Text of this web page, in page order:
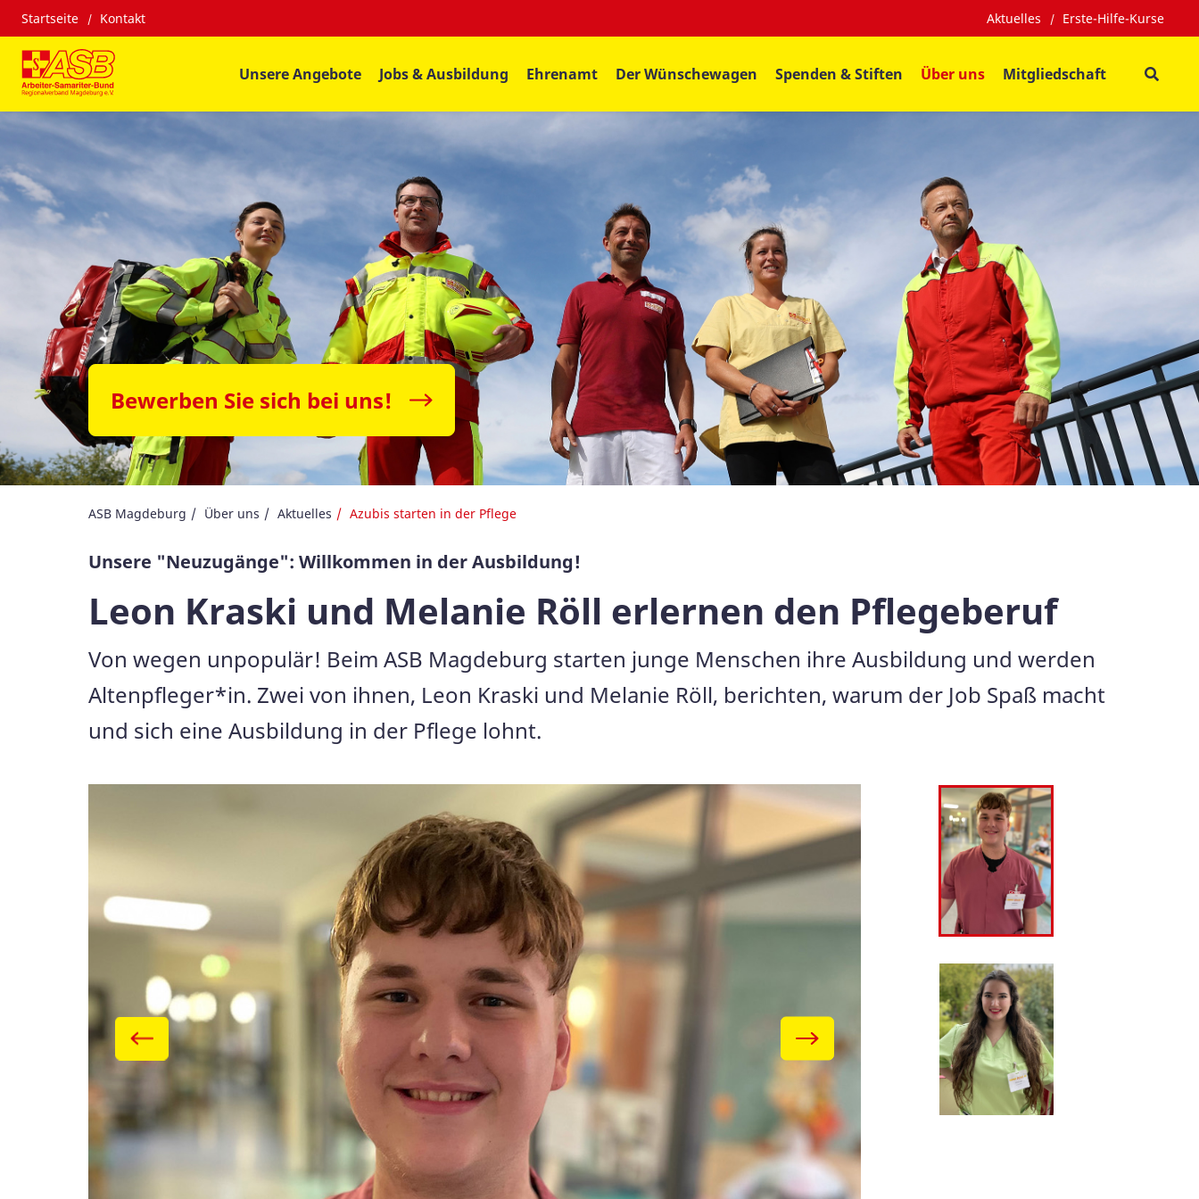
Startseite Kontakt Aktuelles Erste-Hilfe-Kurse
Unsere Angebote Jobs & Ausbildung Ehrenamt Der Wünschewagen Spenden & Stiften Über uns Mitgliedschaft
Bewerben Sie sich bei uns!
ASB Magdeburg Über uns Aktuelles Azubis starten in der Pflege
Unsere "Neuzugänge": Willkommen in der Ausbildung!
Leon Kraski und Melanie Röll erlernen den Pflegeberuf
Von wegen unpopulär! Beim ASB Magdeburg starten junge Menschen ihre Ausbildung und werden
Altenpfleger*in. Zwei von ihnen, Leon Kraski und Melanie Röll, berichten, warum der Job Spaß macht
und sich eine Ausbildung in der Pflege lohnt.